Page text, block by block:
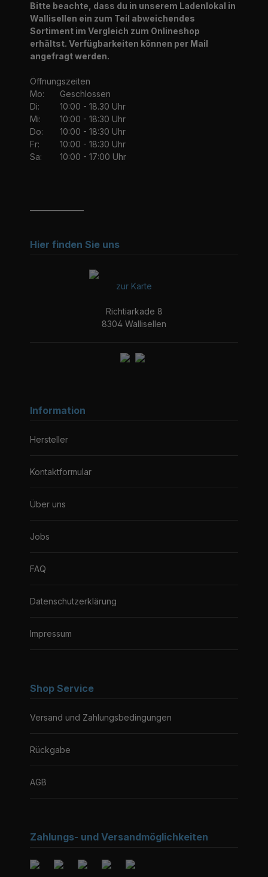
Bitte beachte, dass du in unserem Ladenlokal in
Wallisellen ein zum Teil abweichendes
Sortiment im Vergleich zum Onlineshop
erhältst. Verfügbarkeiten können per Mail
angefragt werden.
Öffnungszeiten
Mo:
Geschlossen
Di:
10:00 - 18.30 Uhr
Mi:
10:00 - 18:30 Uhr
Do:
10:00 - 18:30 Uhr
Fr:
10:00 - 18:30 Uhr
Sa:
10:00 - 17:00 Uhr
Hier finden Sie uns
zur Karte
Richtiarkade 8
8304 Wallisellen
Information
Hersteller
Kontaktformular
Über uns
Jobs
FAQ
Datenschutzerklärung
Impressum
Shop Service
Versand und Zahlungsbedingungen
Rückgabe
AGB
Zahlungs- und Versandmöglichkeiten